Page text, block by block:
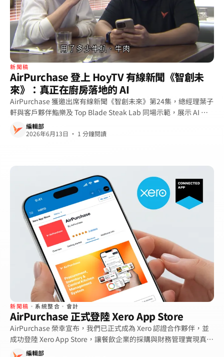
新聞稿
AirPurchase 登上 HoyTV 有線新聞《智創未
來》：真正在廚房落地的 AI
AirPurchase 獲邀出席有線新聞《智創未來》第24集，總經理葉子
軒與客戶夥伴鮨樂及 Top Blade Steak Lab 同場示範，展示 AI 採
購管理如何真正改變香港餐廳的日常營運。
編輯部
2026年6月13日 · 1 分鐘閱讀
新聞稿 · 系統整合 · 會計
AirPurchase 正式登陸 Xero App Store
AirPurchase 榮幸宣布，我們已正式成為 Xero 認證合作夥伴，並
成功登陸 Xero App Store，讓餐飲企業的採購與財務管理實現真正
的無縫連接。
編輯部